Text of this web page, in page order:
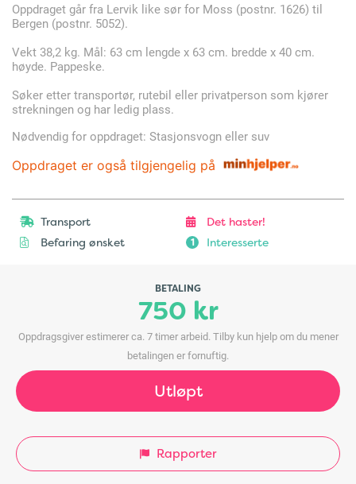
Oppdraget går fra Lervik like sør for Moss (postnr. 1626) til
Bergen (postnr. 5052).
Vekt 38,2 kg. Mål: 63 cm lengde x 63 cm. bredde x 40 cm.
høyde. Pappeske.
Søker etter transportør, rutebil eller privatperson som kjører
strekningen og har ledig plass.
Nødvendig for oppdraget: Stasjonsvogn eller suv
Oppdraget er også tilgjengelig på
Transport
Det haster!
Befaring ønsket
1 Interesserte
BETALING
750 kr
Oppdragsgiver estimerer ca. 7 timer arbeid. Tilby kun hjelp om du mener
betalingen er fornuftig.
Utløpt
Rapporter